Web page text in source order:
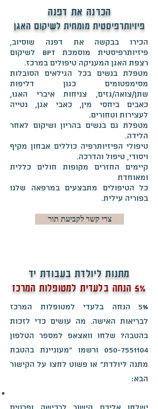
הכרנה את דפנה
פיזיותרפיסטית מומחית לשיקום האגן
הכירו בבקשה את דפנה שוסיוב,
פיזיותרפיסטית מוסמכת Bpt לשיקום
רצפת האגן המעניקה טיפולים במרכז.
מטפלת בנשים בכל הגילאים הסובלות
מסימפטומים כגון דליפות
שתן/צואה/גזים, צניחות איברי האגו,
כאבים ביחסי מין, כאבי אגן, נטייה
לעצירות וטחורים.
מטפלת גם בנשים בהריון ושיקום לאחר
הלידה.
טיפולי הפיזיותרפיה כוללים אבחון מקיף
ויסודי, טיפול והדרכה.
קיימים החזרים מקופות חולים כללית
ומאוחדת
כל הטיפולים מתבצעים במרפאה שלנו
בפוריה עילית.
צרי קשר לקביעת תור
מתנות ליולדת בעבודת יד
5% הנחה בלעדית למטופלות המרכז
5% הנחה בלעדי למטופלות המרכז
לבריאות האישה. מה עושים כדי לזכות
בהטבה? שלחו וואצאפ למספר הטלפון
050-7551104 ורשמו "מעוניינת בהטבת
מתנה ליולדת" או פשוט לחצו על הקישור
הבא: